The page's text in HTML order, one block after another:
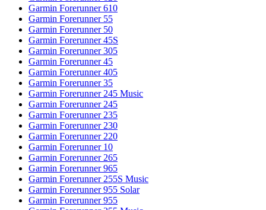
Garmin Forerunner 610
Garmin Forerunner 55
Garmin Forerunner 50
Garmin Forerunner 45S
Garmin Forerunner 305
Garmin Forerunner 45
Garmin Forerunner 405
Garmin Forerunner 35
Garmin Forerunner 245 Music
Garmin Forerunner 245
Garmin Forerunner 235
Garmin Forerunner 230
Garmin Forerunner 220
Garmin Forerunner 10
Garmin Forerunner 265
Garmin Forerunner 965
Garmin Forerunner 255S Music
Garmin Forerunner 955 Solar
Garmin Forerunner 955